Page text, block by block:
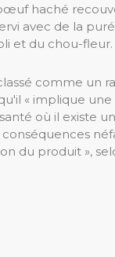
haché
avec de la
et du chou-fleur.
comme un
« implique
où il existe
du produit »,